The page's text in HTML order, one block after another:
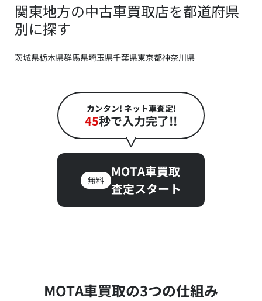
関東地方の中古車買取店を都道府県
別に探す
茨城県栃木県群馬県埼玉県千葉県東京都神奈川県
カンタン! ネット車査定!
45秒で入力完了!!
無料
MOTA車買取
査定スタート
MOTA車買取の3つの仕組み